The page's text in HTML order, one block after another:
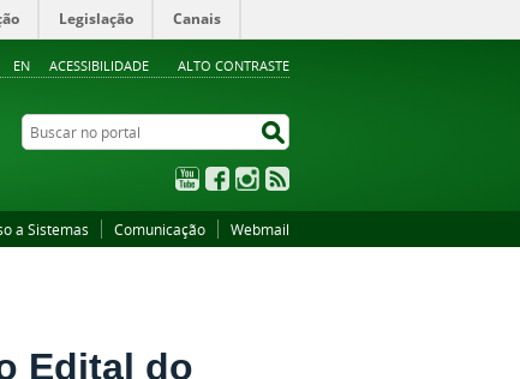
Legislação Canais
EN ACESSIBILIDADE ALTO CONTRASTE
Buscar no portal
YouTubeFacebookInstagram
a Sistemas Comunicação Webmail
Edital do